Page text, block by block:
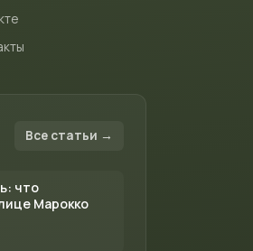
Все статьи →
что
Марокко